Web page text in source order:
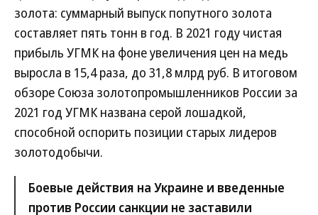
золота: суммарный выпуск попутного золота
составляет пять тонн в год. В 2021 году чистая
прибыль УГМК на фоне увеличения цен на медь
выросла в 15,4 раза, до 31,8 млрд руб. В итоговом
обзоре Союза золотопромышленников России за
2021 год УГМК названа серой лошадкой,
способной оспорить позиции старых лидеров
золотодобычи.
Боевые действия на Украине и введенные
против России санкции не заставили